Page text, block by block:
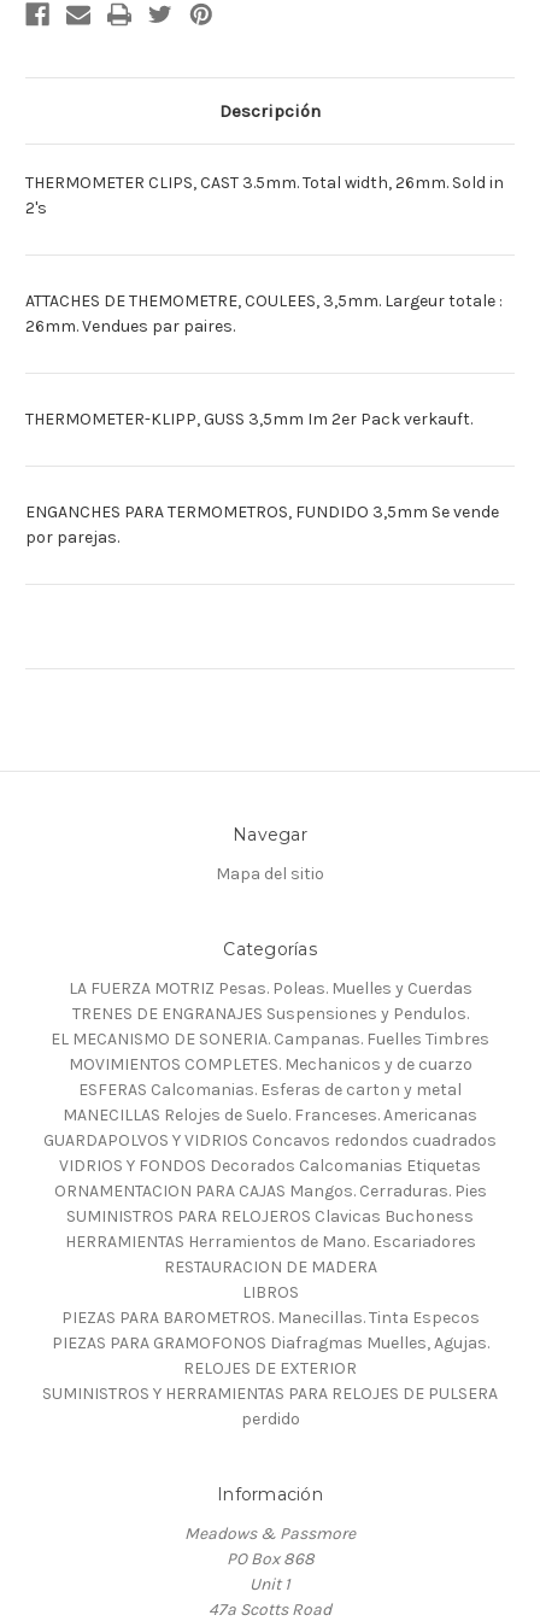
3.5MM
X2
FUNDIDOX2
3.5MM
X2
3.5MM
FUNDIDOX2
Descripción
THERMOMETER CLIPS, CAST 3.5mm. Total width, 26mm. Sold in
2's
ATTACHES DE THEMOMETRE, COULEES, 3,5mm. Largeur totale :
26mm. Vendues par paires.
THERMOMETER-KLIPP, GUSS 3,5mm Im 2er Pack verkauft.
ENGANCHES PARA TERMOMETROS, FUNDIDO 3,5mm Se vende
por parejas.
Navegar
Mapa del sitio
Categorías
LA FUERZA MOTRIZ Pesas. Poleas. Muelles y Cuerdas
TRENES DE ENGRANAJES Suspensiones y Pendulos.
EL MECANISMO DE SONERIA. Campanas. Fuelles Timbres
MOVIMIENTOS COMPLETES. Mechanicos y de cuarzo
ESFERAS Calcomanias. Esferas de carton y metal
MANECILLAS Relojes de Suelo. Franceses. Americanas
GUARDAPOLVOS Y VIDRIOS Concavos redondos cuadrados
VIDRIOS Y FONDOS Decorados Calcomanias Etiquetas
ORNAMENTACION PARA CAJAS Mangos. Cerraduras. Pies
SUMINISTROS PARA RELOJEROS Clavicas Buchoness
HERRAMIENTAS Herramientos de Mano. Escariadores
RESTAURACION DE MADERA
LIBROS
PIEZAS PARA BAROMETROS. Manecillas. Tinta Especos
PIEZAS PARA GRAMOFONOS Diafragmas Muelles, Agujas.
RELOJES DE EXTERIOR
SUMINISTROS Y HERRAMIENTAS PARA RELOJES DE PULSERA
perdido
Información
Meadows & Passmore
PO Box 868
Unit 1
47a Scotts Road